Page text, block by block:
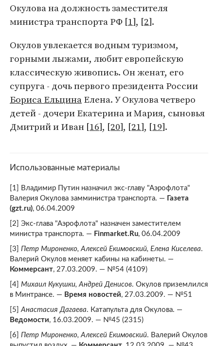
Окулова на должность заместителя
министра транспорта РФ [1], [2].
Окулов увлекается водным туризмом,
горными лыжами, любит европейскую
классическую живопись. Он женат, его
супруга - дочь первого президента России
Бориса ЕльцинаЕлена. У Окулова четверо
детей - дочери Екатерина и Мария, сыновья
Дмитрий и Иван [16], [20], [21], [19].
Использованные материалы
[1] Владимир Путин назначил экс-главу "Аэрофлота"
Валерия Окулова замминистра транспорта. — Газета
(gzt.ru), 06.04.2009
[2] Экс-глава "Аэрофлота" назначен заместителем
министра транспорта. — Finmarket.Ru, 06.04.2009
[3] Петр Мироненко, Алексей Екимовский, Елена Киселева.
Валерий Окулов меняет кабины на кабинеты. —
Коммерсант, 27.03.2009. — №54 (4109)
[4] Михаил Кукушки, Андрей Денисов. Окулов приземлился
в Минтрансе. — Время новостей, 27.03.2009. — №51
[5]Анастасия Дагаева. Катапульта для Окулова. —
Ведомости, 16.03.2009. — №45 (2315)
[6] Петр Мироненко, Алексей Екимовский. Валерий Окулов